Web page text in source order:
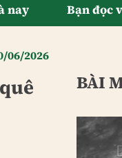
nay Bạn đọc
06/2026
BÀI